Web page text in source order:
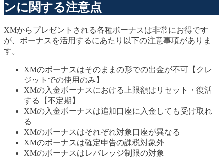
ンに関する注意点
XMからプレゼントされる各種ボーナスは非常にお得です
が、ボーナスを活用するにあたり以下の注意事項がありま
す。
XMのボーナスはそのままの形での出金が不可【クレ
ジットでの使用のみ】
XMの入金ボーナスにおける上限額はリセット・復活
する【不定期】
XMの入金ボーナスは追加口座に入金しても受け取れ
る
XMのボーナスはそれぞれ対象口座が異なる
XMのボーナスは確定申告の課税対象外
XMのボーナスはレバレッジ制限の対象